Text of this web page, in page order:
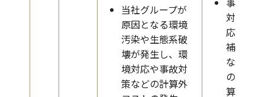
当社グループが
原因となる環境
汚染や生態系破
壊が発生し、環
境対応や事故対
策などの計算外
対
応・
補償
など
の計
算外